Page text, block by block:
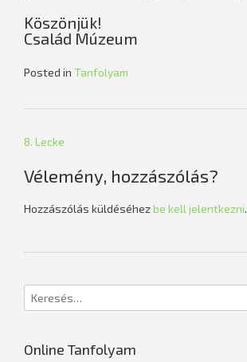
Köszönjük!
Család Múzeum
Posted in Tanfolyam
Bejegyzés
navigáció
8. Lecke
Vélemény, hozzászólás?
Hozzászólás küldéséhezbe kell jelentkezni.
Online Tanfolyam